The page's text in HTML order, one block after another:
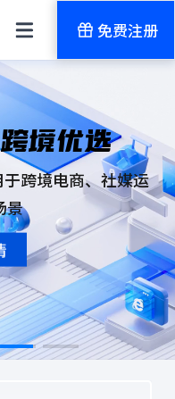
免费注册
计算 · 稳定
核心节点，为业务长期
靠算力支持
节点 · 一站
本、美国等多地区资源
业务部署需求
网络 · 畅连
资源，兼顾访问速度、
业务稳定性
境优选
跨境电商、社媒运
景务提